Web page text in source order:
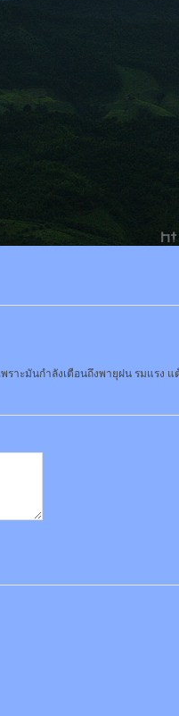
าะมันกำลังเตือนถึงพายุฝน รมแรง แ